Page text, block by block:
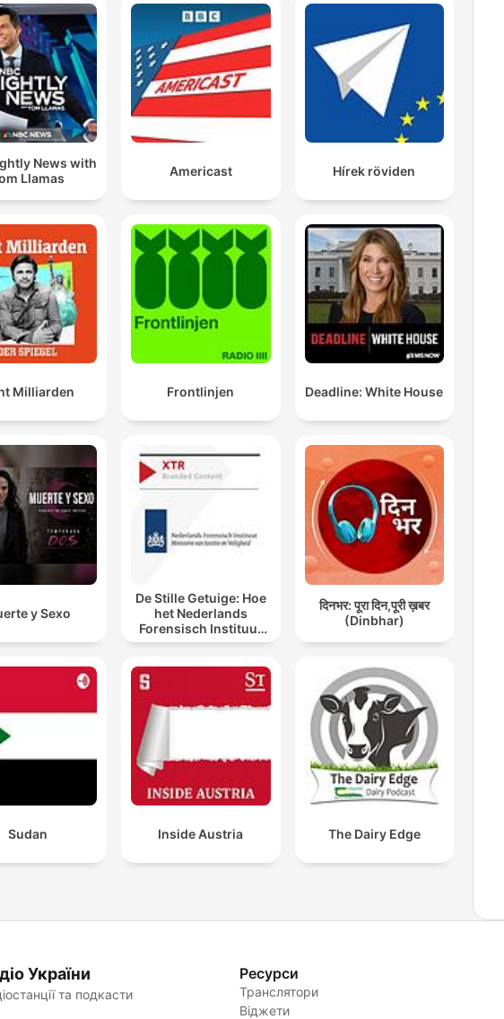
News with
Llamas
Americast Hírek röviden
Milliarden Frontlinjen Deadline: White House
y Sexo
De Stille Getuige: Hoe
het Nederlands
Forensisch Instituut
sporen laat spreken
दिनभर: पूरा दिन,पूरी ख़बर
(Dinbhar)
Sudan Inside Austria The Dairy Edge
України
та подкасти
Ресурси
Транслятори
Віджети